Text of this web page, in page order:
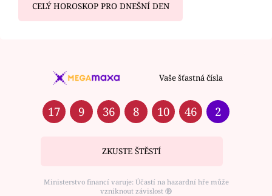
CELÝ HOROSKOP PRO DNEŠNÍ DEN
Vaše šťastná čísla
17 9 36 8 10 46 2
ZKUSTE ŠTĚSTÍ
Ministerstvo financí varuje: Účastí na hazardní hře může
vzniknout závislost ⑱